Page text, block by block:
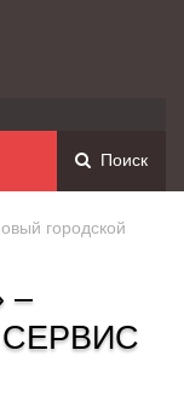
Поиск
городской
–